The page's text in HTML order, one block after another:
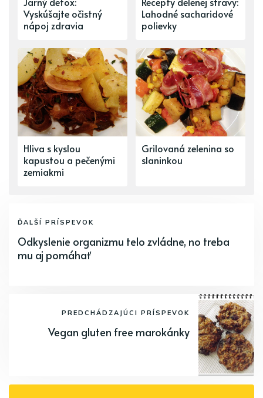
Vyskúšajte očistný
nápoj zdravia
Lahodné sacharidové
polievky
Hliva s kyslou
kapustou a pečenými
zemiakmi
Grilovaná zelenina so
slaninkou
ĎALŠÍ PRÍSPEVOK
Odkyslenie organizmu telo zvládne, no treba
mu aj pomáhať
PREDCHÁDZAJÚCI PRÍSPEVOK
Vegan gluten free marokánky